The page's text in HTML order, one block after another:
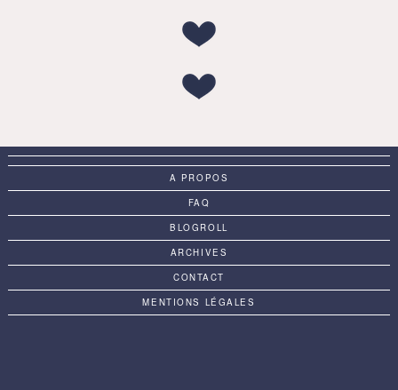
A PROPOS
FAQ
BLOGROLL
ARCHIVES
CONTACT
MENTIONS LÉGALES